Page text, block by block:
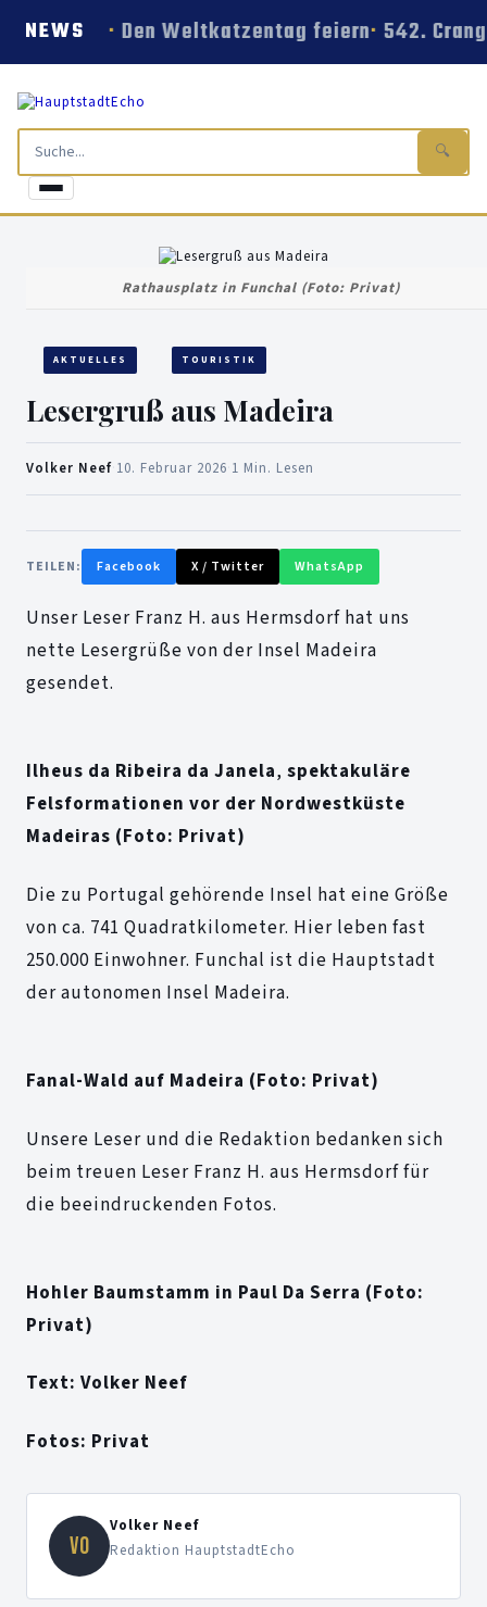
NEWS Den Weltkatzentag feiern 542.
🔍
Rathausplatz in Funchal (Foto: Privat)
AKTUELLES TOURISTIK
Lesergruß aus Madeira
Volker Neef 10. Februar 2026 1 Min. Lesen
TEILEN: Facebook X / Twitter WhatsApp
Unser Leser Franz H. aus Hermsdorf hat uns
nette Lesergrüße von der Insel Madeira
gesendet.
Ilheus da Ribeira da Janela, spektakuläre
Felsformationen vor der Nordwestküste
Madeiras (Foto: Privat)
Die zu Portugal gehörende Insel hat eine Größe
von ca. 741 Quadratkilometer. Hier leben fast
250.000 Einwohner. Funchal ist die Hauptstadt
der autonomen Insel Madeira.
Fanal-Wald auf Madeira (Foto: Privat)
Unsere Leser und die Redaktion bedanken sich
beim treuen Leser Franz H. aus Hermsdorf für
die beeindruckenden Fotos.
Hohler Baumstamm in Paul Da Serra (Foto:
Privat)
Text: Volker Neef
Fotos: Privat
VO
Volker Neef
Redaktion HauptstadtEcho